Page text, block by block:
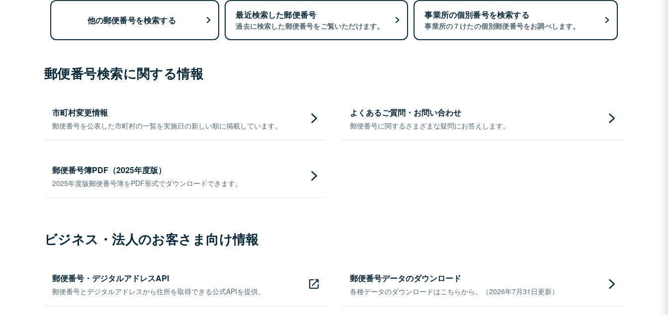
他の郵便番号を検索する 最近検索した郵便番号
過去に検索した郵便番号をご覧いただけます。
事業所の個別番号を検索する
事業所の７けたの個別郵便番号をお調べします。
郵便番号検索に関する情報
市町村変更情報
郵便番号を公表した市町村の一覧を実施日の新しい順に掲載しています。
よくあるご質問・お問い合わせ
郵便番号に関するさまざまな疑問にお答えします。
郵便番号簿PDF（2025年度版）
2025年度版郵便番号簿をPDF形式でダウンロードできます。
ビジネス・法人のお客さま向け情報
郵便番号・デジタルアドレスAPI
郵便番号とデジタルアドレスから住所を取得できる公式APIを提供。
郵便番号データのダウンロード
各種データのダウンロードはこちらから。（2026年7月31日更新）